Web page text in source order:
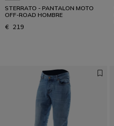
STERRATO - PANTALON MOTO
OFF-ROAD HOMBRE
€ 219